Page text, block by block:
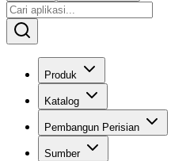
Produk
Katalog
Pembangun Perisian
Sumber